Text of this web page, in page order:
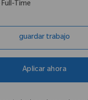
Full-Time
guardar trabajo
Aplicar ahora